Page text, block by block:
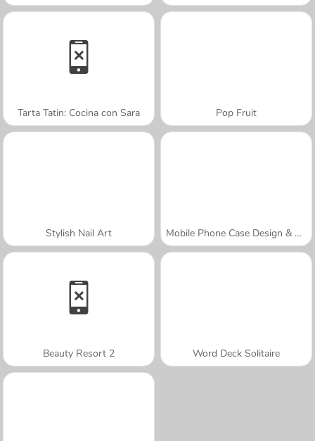
Tarta Tatin: Cocina con Sara Pop Fruit
Stylish Nail Art Mobile Phone Case Design & DIY
Beauty Resort 2 Word Deck Solitaire